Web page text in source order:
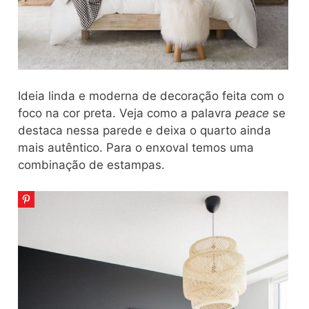
Ideia linda e moderna de decoração feita com o
foco na cor preta. Veja como a palavra peace se
destaca nessa parede e deixa o quarto ainda
mais autêntico. Para o enxoval temos uma
combinação de estampas.